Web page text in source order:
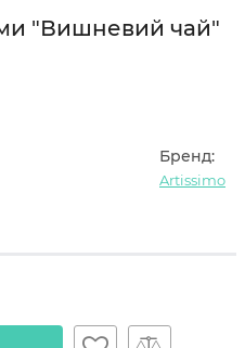
"Вишневий чай"
Бренд:
Artissimo